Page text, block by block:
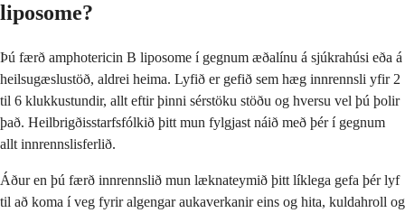
liposome?
Þú færð amphotericin B liposome í gegnum æðalínu á sjúkrahúsi eða á
heilsugæslustöð, aldrei heima. Lyfið er gefið sem hæg innrennsli yfir 2
til 6 klukkustundir, allt eftir þinni sérstöku stöðu og hversu vel þú þolir
það. Heilbrigðisstarfsfólkið þitt mun fylgjast náið með þér í gegnum
allt innrennslisferlið.
Áður en þú færð innrennslið mun læknateymið þitt líklega gefa þér lyf
til að koma í veg fyrir algengar aukaverkanir eins og hita, kuldahroll og